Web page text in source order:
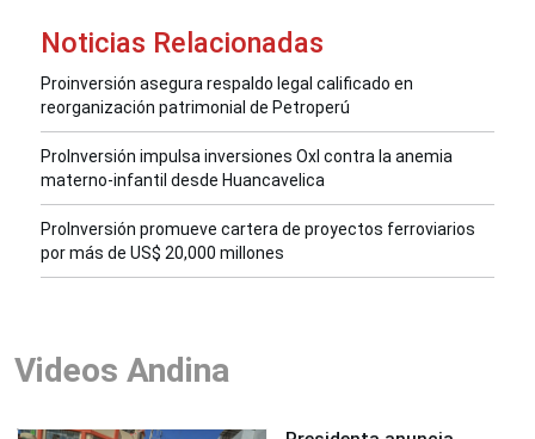
Noticias Relacionadas
Proinversión asegura respaldo legal calificado en
reorganización patrimonial de Petroperú
ProInversión impulsa inversiones OxI contra la anemia
materno-infantil desde Huancavelica
ProInversión promueve cartera de proyectos ferroviarios
por más de US$ 20,000 millones
Videos Andina